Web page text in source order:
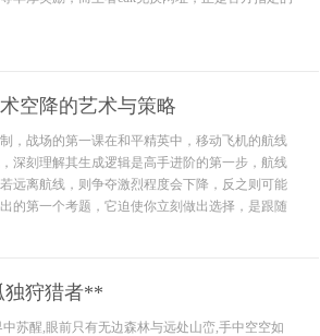
空降的艺术与策略
，战场的第一课在和平精英中，移动飞机的航线
深刻理解其生成逻辑是高手进阶的第一步，航线
远离航线，则争夺激烈程度会下降，反之则可能
的第一个考题，它迫使你立刻做出选择，是跟随
独狩猎者**
苏醒,眼前只有无边森林与远处山峦,手中空空如